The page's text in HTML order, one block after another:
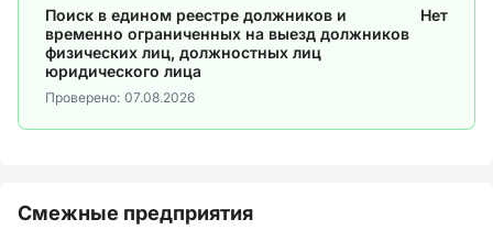
Поиск в едином реестре должников и
временно ограниченных на выезд должников
физических лиц, должностных лиц
юридического лица
Нет
Проверено: 07.08.2026
Смежные предприятия